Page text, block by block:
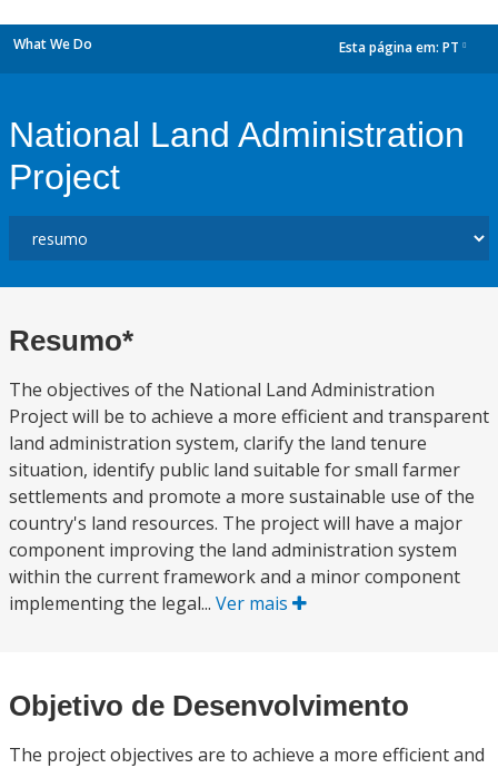
What We Do Esta página em: PT
National Land Administration
Project
Resumo*
The objectives of the National Land Administration
Project will be to achieve a more efficient and transparent
land administration system, clarify the land tenure
situation, identify public land suitable for small farmer
settlements and promote a more sustainable use of the
country's land resources. The project will have a major
component improving the land administration system
within the current framework and a minor component
implementing the legal... Ver mais
Objetivo de Desenvolvimento
The project objectives are to achieve a more efficient and